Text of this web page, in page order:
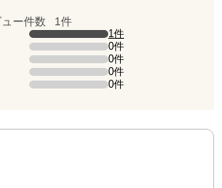
5点満点中）
ュー件数 1件
価は1件です（全体の100%）。
1件
価は0件です。 0件
価は0件です。 0件
価は0件です。 0件
価は0件です。 0件
点中）